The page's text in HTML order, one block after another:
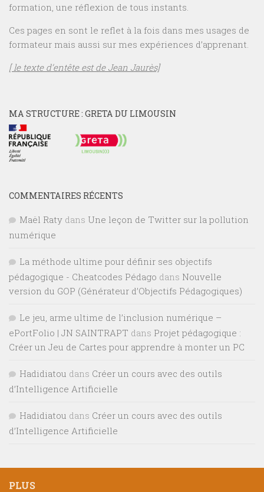
formation, une réflexion de tous instants.
Ces pages en sont le reflet à la fois dans mes usages de
formateur mais aussi sur mes expériences d’apprenant.
[ le texte d’entête est de Jean Jaurès]
MA STRUCTURE : GRETA DU LIMOUSIN
COMMENTAIRES RÉCENTS
Maël Raty dans Une leçon de Twitter sur la pollution
numérique
La méthode ultime pour définir ses objectifs
pédagogique - Cheatcodes Pédago dans Nouvelle
version du GOP (Générateur d’Objectifs Pédagogiques)
Le jeu, arme ultime de l’inclusion numérique –
ePortFolio | JN SAINTRAPT dans Projet pédagogique :
Créer un Jeu de Cartes pour apprendre à monter un PC
Hadidiatou dans Créer un cours avec des outils
d’Intelligence Artificielle
Hadidiatou dans Créer un cours avec des outils
d’Intelligence Artificielle
PLUS